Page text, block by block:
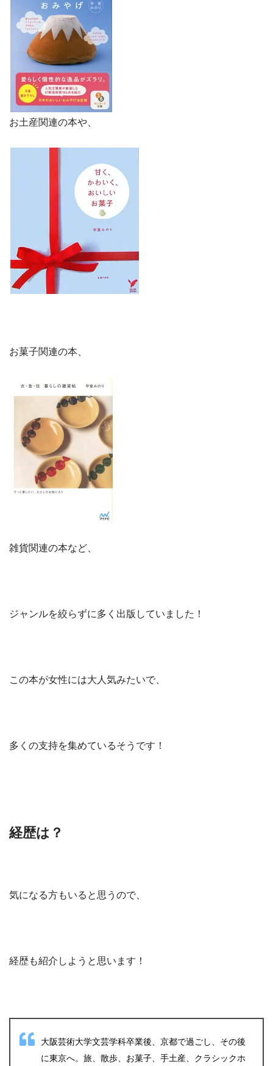
お土産関連の本や、
お菓子関連の本、
雑貨関連の本など、
ジャンルを絞らずに多く出版していました！
この本が女性には大人気みたいで、
多くの支持を集めているそうです！
経歴は？
気になる方もいると思うので、
経歴も紹介しようと思います！
大阪芸術大学文芸学科卒業後、京都で過ごし、その後
に東京へ。旅、散歩、お菓子、手土産、クラシックホ